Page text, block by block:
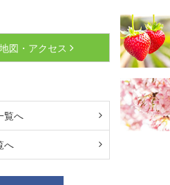
地図・アクセス
覧へ
へ